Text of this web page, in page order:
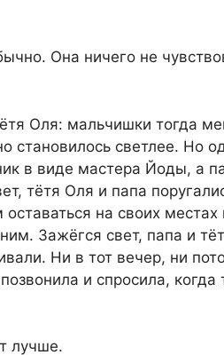
Она ничего не
Оля: мальчишки тогда
становилось светлее. Но
в виде мастера Йоды, а
тётя Оля и папа
на своих
Зажёгся свет, папа и
Ни в тот вечер, ни
и спросила, когда
лучше.